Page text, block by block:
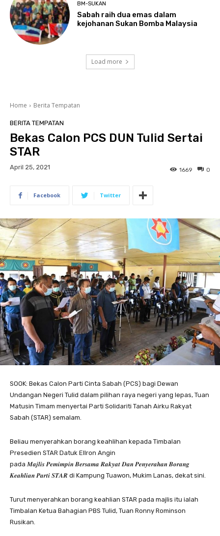
BM-SUKAN
Sabah raih dua emas dalam
kejohanan Sukan Bomba Malaysia
Load more